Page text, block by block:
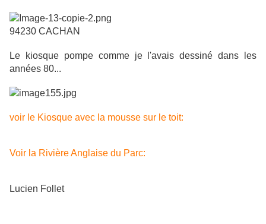
94230 CACHAN
Le kiosque pompe comme je l'avais dessiné dans les
années 80...
voir le Kiosque avec la mousse sur le toit:
Voir la Rivière Anglaise du Parc:
Lucien Follet